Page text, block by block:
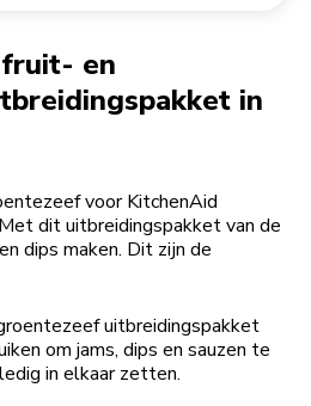
en
in
voor KitchenAid
dit uitbreidingspakket van de
dips maken. Dit zijn de
uitbreidingspakket
om jams, dips en sauzen te
in elkaar zetten.